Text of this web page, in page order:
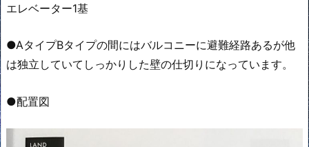
エレベーター1基
●AタイプBタイプの間にはバルコニーに避難経路あるが他
は独立していてしっかりした壁の仕切りになっています。
●配置図